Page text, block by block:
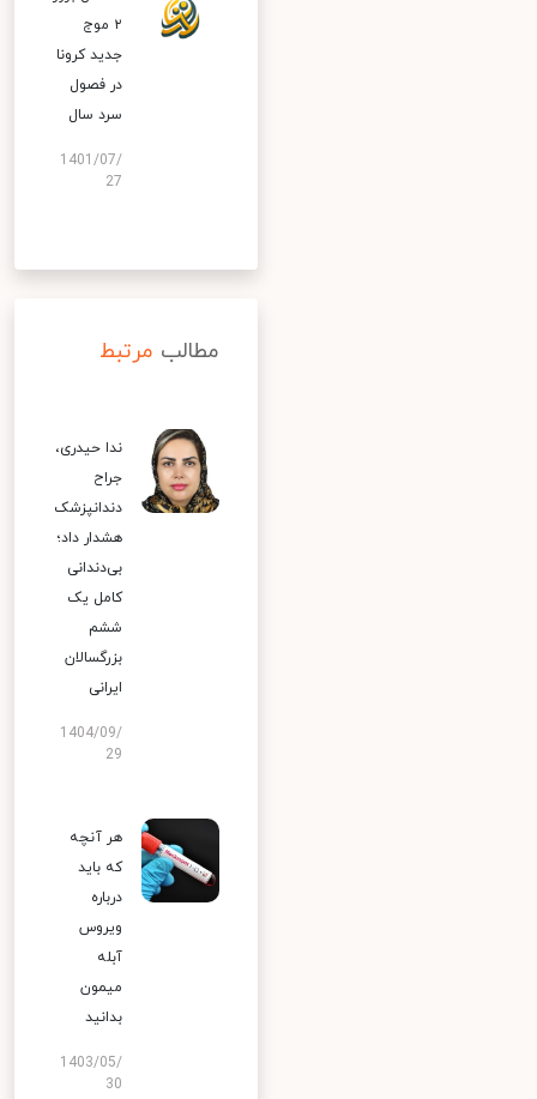
۲ موج
جدید کرونا
در فصول
سرد سال
1401/07/
27
مطالب مرتبط
ندا حیدری،
جراح
دندانپزشک
هشدار داد؛
بی‌دندانی
کامل یک
ششم
بزرگسالان
ایرانی
1404/09/
29
هر آنچه
که باید
درباره
ویروس
آبله
میمون
بدانید
1403/05/
30